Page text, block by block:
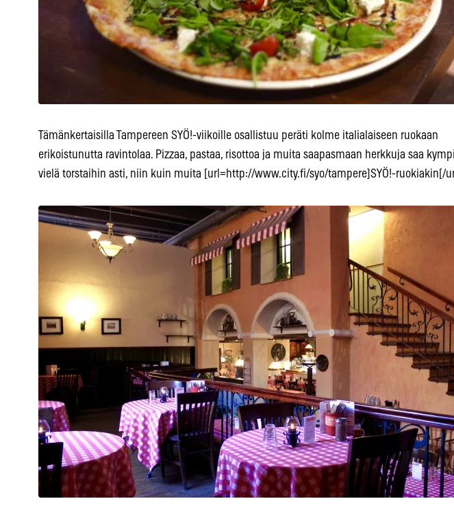
Tämänkertaisilla Tampereen SYÖ!-viikoille osallistuu peräti kolme italialaiseen ruokaan
erikoistunutta ravintolaa. Pizzaa, pastaa, risottoa ja muita saapasmaan herkkuja saa
vielä torstaihin asti, niin kuin muita [url=http://www.city.fi/syo/tampere]SYÖ!-ruokiakin[/